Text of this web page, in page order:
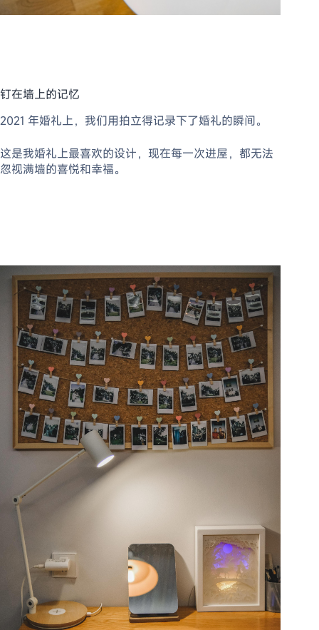
钉在墙上的记忆
2021 年婚礼上，我们用拍立得记录下了婚礼的瞬间。
这是我婚礼上最喜欢的设计，现在每一次进屋，都无法
忽视满墙的喜悦和幸福。